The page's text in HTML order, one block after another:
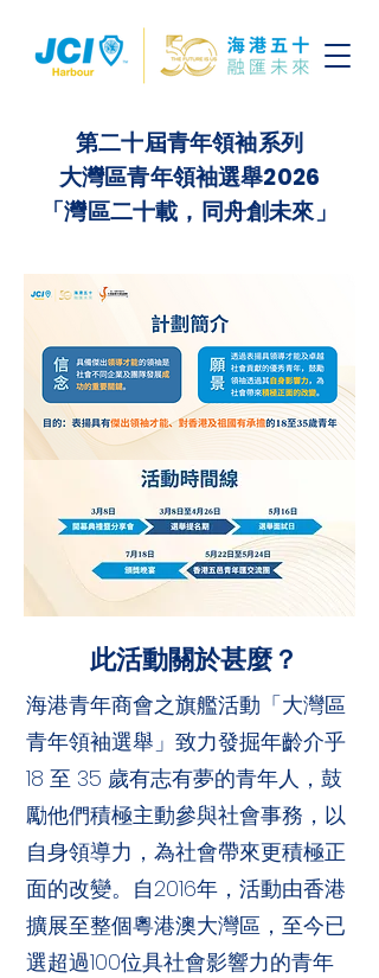
第二十屆青年領袖系列
大灣區青年領袖選舉2026
「灣區二十載，同舟創未來」
此活動關於甚麼？
海港青年商會之旗艦活動「大灣區
青年領袖選舉」致力發掘年齡介乎
18 至 35 歲有志有夢的青年人，鼓
勵他們積極主動參與社會事務，以
自身領導力，為社會帶來更積極正
面的改變。自2016年，活動由香港
擴展至整個粵港澳大灣區，至今已
選超過100位具社會影響力的青年